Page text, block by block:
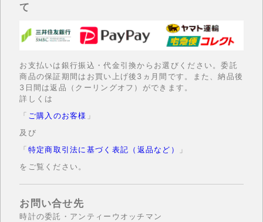
て
お支払いは銀行振込・代金引換からお選びください。委託
商品の保証期間はお買い上げ後3ヵ月間です。また、納品後
3日間は返品（クーリングオフ）ができます。
詳しくは
「 ご購入のお客様 」
及び
「特定商取引法に基づく表記（返品など）
」
をご覧ください。
お問い合せ先
時計の委託・アンティーウオッチマン